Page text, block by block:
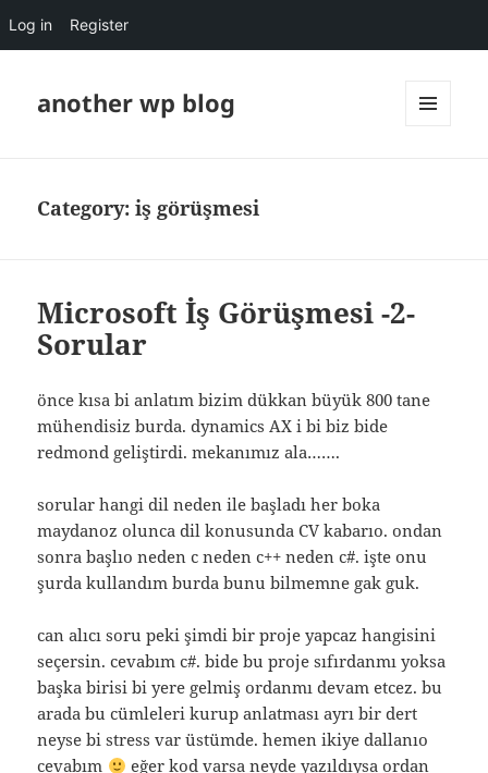
Log in Register
another wp blog
Category:iş görüşmesi
Microsoft İş Görüşmesi -2-
Sorular
önce kısa bi anlatım bizim dükkan büyük 800 tane
mühendisiz burda. dynamics AX i bi biz bide
redmond geliştirdi. mekanımız ala…….
sorular hangi dil neden ile başladı her boka
maydanoz olunca dil konusunda CV kabarıo. ondan
sonra başlıo neden c neden c++ neden c#. işte onu
şurda kullandım burda bunu bilmemne gak guk.
can alıcı soru peki şimdi bir proje yapcaz hangisini
seçersin. cevabım c#. bide bu proje sıfırdanmı yoksa
başka birisi bi yere gelmiş ordanmı devam etcez. bu
arada bu cümleleri kurup anlatması ayrı bir dert
neyse bi stress var üstümde. hemen ikiye dallanıo
cevabım
eğer kod varsa neyde yazıldıysa ordan